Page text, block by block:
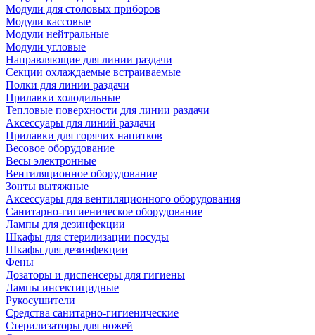
Модули для столовых приборов
Модули кассовые
Модули нейтральные
Модули угловые
Направляющие для линии раздачи
Секции охлаждаемые встраиваемые
Полки для линии раздачи
Прилавки холодильные
Тепловые поверхности для линии раздачи
Аксессуары для линий раздачи
Прилавки для горячих напитков
Весовое оборудование
Весы электронные
Вентиляционное оборудование
Зонты вытяжные
Аксессуары для вентиляционного оборудования
Санитарно-гигиеническое оборудование
Лампы для дезинфекции
Шкафы для стерилизации посуды
Шкафы для дезинфекции
Фены
Дозаторы и диспенсеры для гигиены
Лампы инсектицидные
Рукосушители
Средства санитарно-гигиенические
Стерилизаторы для ножей